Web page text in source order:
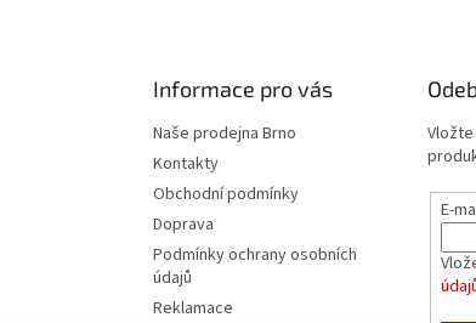
Informace pro vás
Naše prodejna Brno
Kontakty
Obchodní podmínky
Doprava
Podmínky ochrany osobních
údajů
Reklamace
E-